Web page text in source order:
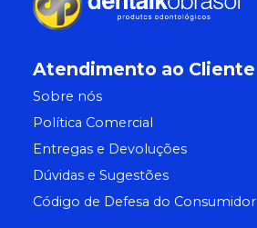
Atendimento ao Cliente
Sobre nós
Política Comercial
Entregas e Devoluções
Dúvidas e Sugestões
Código de Defesa do Consumidor